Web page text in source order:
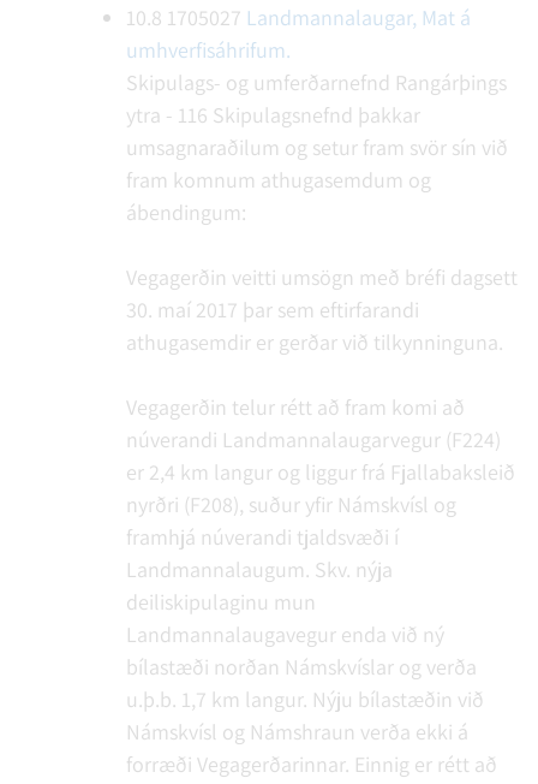
10.8 1705027 Landmannalaugar, Mat á
umhverfisáhrifum.
Skipulags- og umferðarnefnd Rangárþings
ytra - 116 Skipulagsnefnd þakkar
umsagnaraðilum og setur fram svör sín við
fram komnum athugasemdum og
ábendingum:
Vegagerðin veitti umsögn með bréfi dagsett
30. maí 2017 þar sem eftirfarandi
athugasemdir er gerðar við tilkynninguna.
Vegagerðin telur rétt að fram komi að
núverandi Landmannalaugarvegur (F224)
er 2,4 km langur og liggur frá Fjallabaksleið
nyrðri (F208), suður yfir Námskvísl og
framhjá núverandi tjaldsvæði í
Landmannalaugum. Skv. nýja
deiliskipulaginu mun
Landmannalaugavegur enda við ný
bílastæði norðan Námskvíslar og verða
u.þ.b. 1,7 km langur. Nýju bílastæðin við
Námskvísl og Námshraun verða ekki á
forræði Vegagerðarinnar. Einnig er rétt að